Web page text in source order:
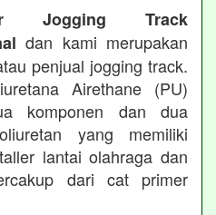
Jogging Track
dan kami merupakan
penjual jogging track.
Airethane (PU)
komponen dan dua
yang memiliki
lantai olahraga dan
dari cat primer